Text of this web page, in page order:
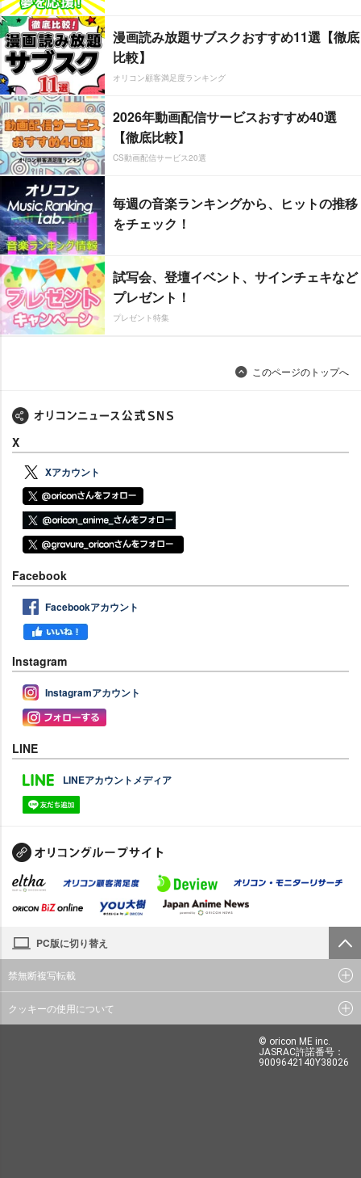
漫画読み放題サブスクおすすめ11選【徹底
比較】
オリコン顧客満足度ランキング
2026年動画配信サービスおすすめ40選
【徹底比較】
CS動画配信サービス20選
毎週の音楽ランキングから、ヒットの推移
をチェック！
試写会、登壇イベント、サインチェキなど
プレゼント！
プレゼント特集
このページのトップへ
X
Xアカウント
Facebook
Facebookアカウント
Instagram
Instagramアカウント
LINE
LINEアカウントメディア
PC版に切り替え
禁無断複写転載
クッキーの使用について
© oricon ME inc.
JASRAC許諾番号：
9009642140Y38026